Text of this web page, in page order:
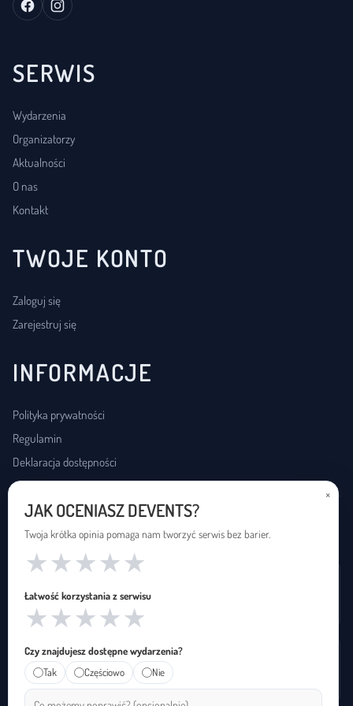
SERWIS
Wydarzenia
Organizatorzy
Aktualności
O nas
Kontakt
TWOJE KONTO
Zaloguj się
Zarejestruj się
INFORMACJE
Polityka prywatności
Regulamin
Deklaracja dostępności
USŁUGI DOSTĘPNOŚCI
Zapętleni · zapetleni.pl
Tłumaczenie na polski język migowy
Janusz Migowego · januszmigowego.pl
×
JAK OCENIASZ DEVENTS?
Twoja krótka opinia pomaga nam tworzyć serwis bez barier.
★
★
★
★
★
Łatwość korzystania z serwisu
★
★
★
★
★
Czy znajdujesz dostępne wydarzenia?
Tak
Częściowo Nie